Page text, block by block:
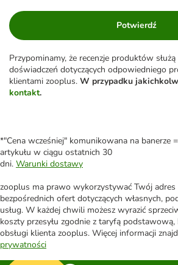
Potwierdź
Przypominamy, że recenzje produktów
doświadczeń dotyczących odpowiedniego
klientami zooplus. W przypadku
kontakt.
*"Cena wcześniej" komunikowana na banerze
artykułu w ciągu ostatnich 30
dni. Warunki dostawy
zooplus ma prawo wykorzystywać Twój adres
bezpośrednich ofert dotyczących własnych,
usług. W każdej chwili możesz wyrazić
koszty przesyłu zgodnie z taryfą podstawową,
obsługi klienta zooplus. Więcej informacji
prywatności